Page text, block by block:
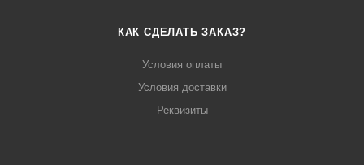
КАК СДЕЛАТЬ ЗАКАЗ?
Условия оплаты
Условия доставки
Реквизиты